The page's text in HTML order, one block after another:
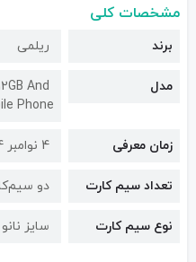
مشخصات کلی
برند ریلمی
مدل
And
Phone
زمان معرفی 4 نوامبر 2024
تعداد سیم کارت دو
نوع سیم کارت سایز نانو (۸.۸ × ۱۲.۳